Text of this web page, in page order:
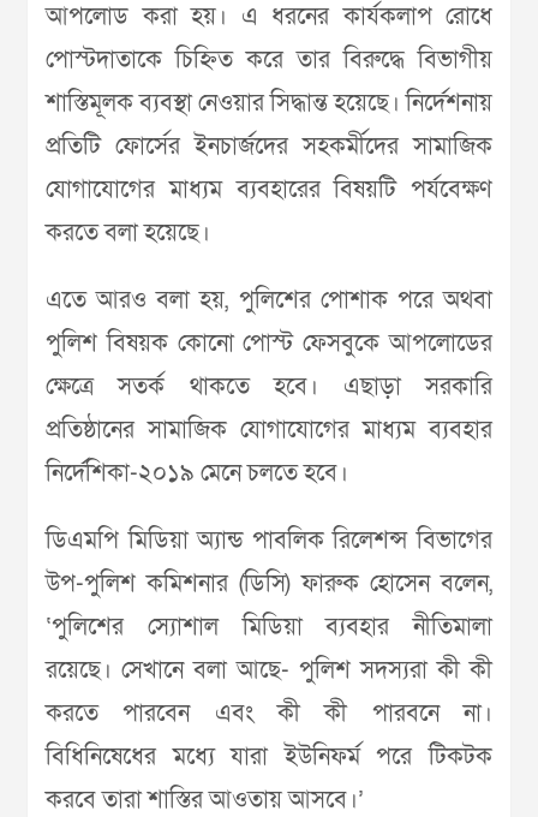
আপলোড করা হয়। এ ধরনের কার্যকলাপ রোধে
পোস্টদাতাকে চিহ্নিত করে তার বিরুদ্ধে বিভাগীয়
শাস্তিমূলক ব্যবস্থা নেওয়ার সিদ্ধান্ত হয়েছে। নির্দেশনায়
প্রতিটি ফোর্সের ইনচার্জদের সহকর্মীদের সামাজিক
যোগাযোগের মাধ্যম ব্যবহারের বিষয়টি পর্যবেক্ষণ
করতে বলা হয়েছে।
এতে আরও বলা হয়, পুলিশের পোশাক পরে অথবা
পুলিশ বিষয়ক কোনো পোস্ট ফেসবুকে আপলোডের
ক্ষেত্রে সতর্ক থাকতে হবে। এছাড়া সরকারি
প্রতিষ্ঠানের সামাজিক যোগাযোগের মাধ্যম ব্যবহার
নির্দেশিকা-২০১৯ মেনে চলতে হবে।
ডিএমপি মিডিয়া অ্যান্ড পাবলিক রিলেশন্স বিভাগের
উপ-পুলিশ কমিশনার (ডিসি) ফারুক হোসেন বলেন,
‘পুলিশের স্যোশাল মিডিয়া ব্যবহার নীতিমালা
রয়েছে। সেখানে বলা আছে- পুলিশ সদস্যরা কী কী
করতে পারবেন এবং কী কী পারবনে না।
বিধিনিষেধের মধ্যে যারা ইউনিফর্ম পরে টিকটক
করবে তারা শাস্তির আওতায় আসবে।’